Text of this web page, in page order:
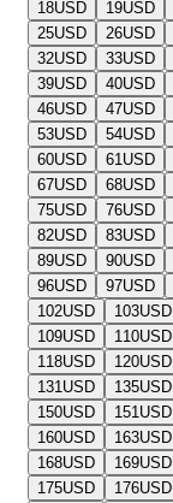
18USD 19USD
25USD 26USD
32USD 33USD
39USD 40USD
46USD 47USD
53USD 54USD
60USD 61USD
67USD 68USD
75USD 76USD
82USD 83USD
89USD 90USD
96USD 97USD
102USD 103USD
109USD 110USD
118USD 120USD
131USD 135USD
150USD 151USD
160USD 163USD
168USD 169USD
175USD 176USD